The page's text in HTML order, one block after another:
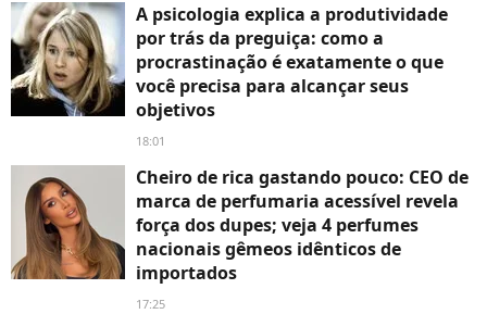
A psicologia explica a produtividade
por trás da preguiça: como a
procrastinação é exatamente o que
você precisa para alcançar seus
objetivos
18:01
Cheiro de rica gastando pouco: CEO de
marca de perfumaria acessível revela
força dos dupes; veja 4 perfumes
nacionais gêmeos idênticos de
importados
17:25